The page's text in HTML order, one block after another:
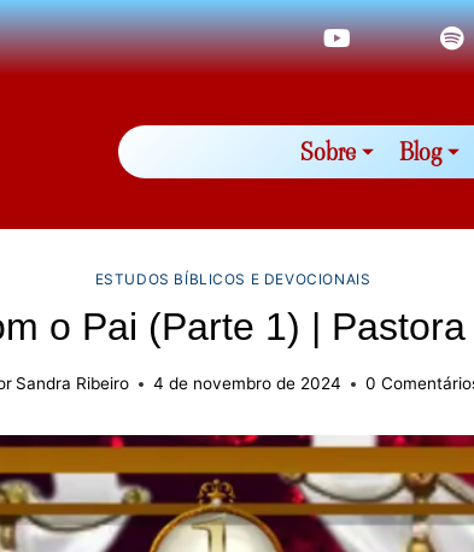
Sobre Blog
ESTUDOS BÍBLICOS E DEVOCIONAIS
o Pai (Parte 1) |
Sandra Ribeiro 4 de novembro de 2024 0